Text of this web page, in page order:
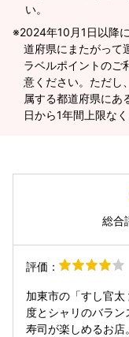
い。
2024年10月1日以降
道府県にまたがって
ラベルポイントのご
意ください。ただし
属する都道府県にあ
日から1年間上限な
総合
評価：
加東市の「すし官
度とシャリのバラン
寿司が楽しめるお店